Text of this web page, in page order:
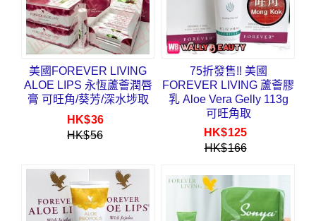
美國FOREVER LIVING
ALOE LIPS 永恆蘆薈潤唇
膏 可旺角/葵芳/深水埗取
HK$36
HK$56
75折發售!! 美國
FOREVER LIVING 蘆薈膠
乳 Aloe Vera Gelly 113g
可旺角取
HK$125
HK$166